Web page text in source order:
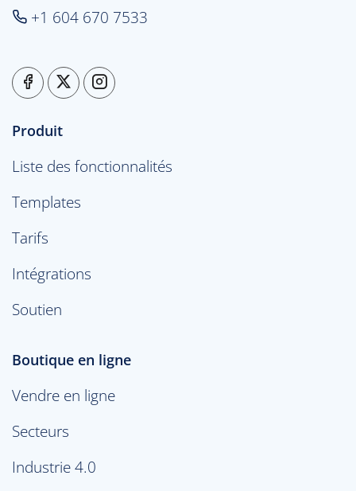
+1 604 670 7533
Produit
Liste des fonctionnalités
Templates
Tarifs
Intégrations
Soutien
Boutique en ligne
Vendre en ligne
Secteurs
Industrie 4.0